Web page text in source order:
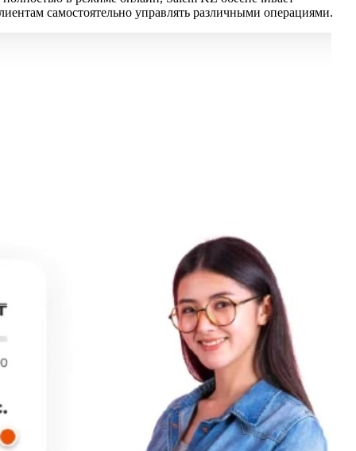
самостоятельно управлять различными операциями.